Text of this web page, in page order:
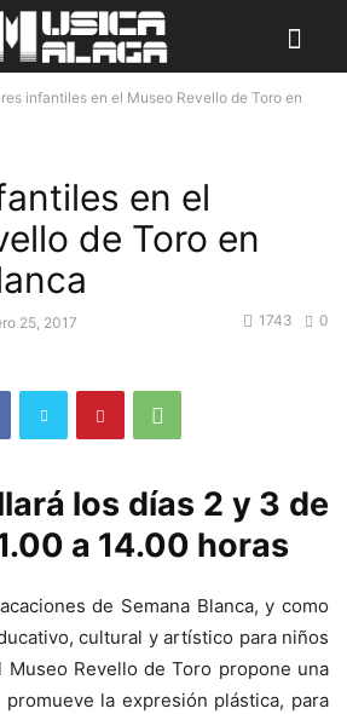
infantiles en el Museo Revello de Toro en
en el
de Toro en
25, 2017 0
1743
los días 2 y 3 de
a 14.00 horas
de Semana Blanca, y como
cultural y artístico para niños
Museo Revello de Toro propone una
la expresión plástica, para